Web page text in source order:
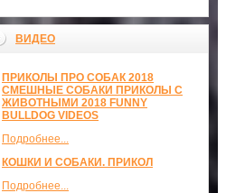
ВИДЕО
ПРИКОЛЫ ПРО СОБАК 2018
СМЕШНЫЕ СОБАКИ ПРИКОЛЫ С
ЖИВОТНЫМИ 2018 FUNNY
BULLDOG VIDEOS
Подробнее...
КОШКИ И СОБАКИ. ПРИКОЛ
Подробнее...